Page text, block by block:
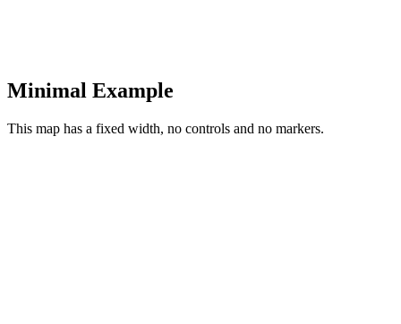
Minimal Example
This map has a fixed width, no controls and no markers.